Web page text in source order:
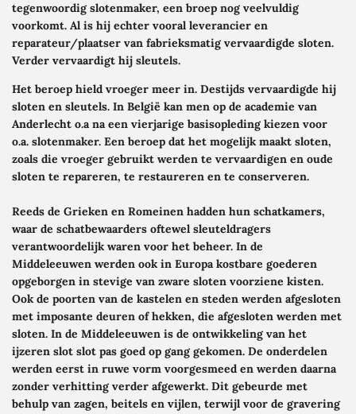
tegenwoordig slotenmaker, een broep nog veelvuldig
voorkomt. Al is hij echter vooral leverancier en
reparateur/plaatser van fabrieksmatig vervaardigde sloten.
Verder vervaardigt hij sleutels.
Het beroep hield vroeger meer in. Destijds vervaardigde hij
sloten en sleutels. In België kan men op de academie van
Anderlecht o.a na een vierjarige basisopleding kiezen voor
o.a. slotenmaker. Een beroep dat het mogelijk maakt sloten,
zoals die vroeger gebruikt werden te vervaardigen en oude
sloten te repareren, te restaureren en te conserveren.
Reeds de Grieken en Romeinen hadden hun schatkamers,
waar de schatbewaarders oftewel sleuteldragers
verantwoordelijk waren voor het beheer. In de
Middeleeuwen werden ook in Europa kostbare goederen
opgeborgen in stevige van zware sloten voorziene kisten.
Ook de poorten van de kastelen en steden werden afgesloten
met imposante deuren of hekken, die afgesloten werden met
sloten. In de Middeleeuwen is de ontwikkeling van het
ijzeren slot slot pas goed op gang gekomen. De onderdelen
werden eerst in ruwe vorm voorgesmeed en werden daarna
zonder verhitting verder afgewerkt. Dit gebeurde met
behulp van zagen, beitels en vijlen, terwijl voor de gravering